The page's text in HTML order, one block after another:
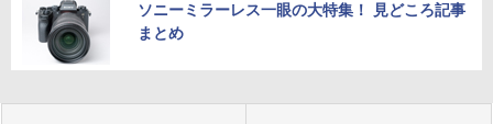
ソニーミラーレス一眼の大特集！ 見どころ記事
まとめ